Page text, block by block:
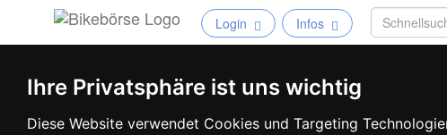
Ihre Privatsphäre ist uns wichtig
Diese Website verwendet Cookies und Targeting
Login Infos